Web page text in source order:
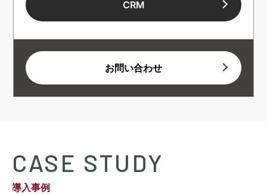
CRM
お問い合わせ
CASE STUDY
導入事例